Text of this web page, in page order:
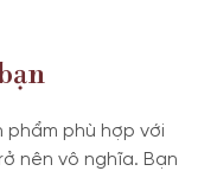
phù hợp với
nên vô nghĩa. Bạn